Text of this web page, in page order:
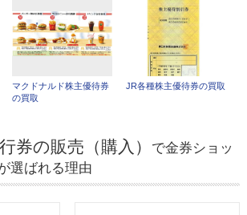
マクドナルド株主優待券
の買取
JR各種株主優待券の買取
券の販売（購入）
で金券ショッ
選ばれる理由